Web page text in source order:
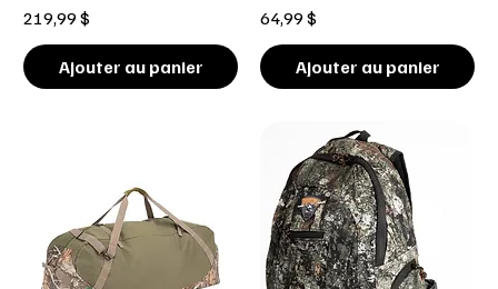
Prix
219,99 $
Ajouter au panier
Prix
64,99 $
Ajouter au panier